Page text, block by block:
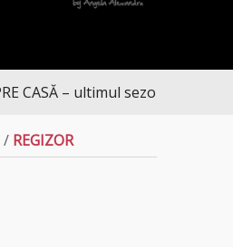
CASĂ – ultimul sezon te aduce
/ REGIZOR